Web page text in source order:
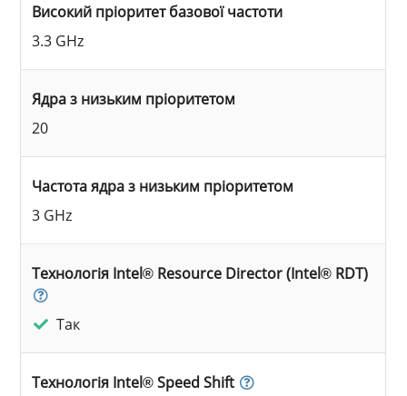
Високий пріоритет базової частоти
3.3 GHz
Ядра з низьким пріоритетом
20
Частота ядра з низьким пріоритетом
3 GHz
Технологія Intel® Resource Director (Intel® RDT)
Так
Технологія Intel® Speed Shift